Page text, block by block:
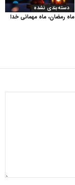
دسته‌بندی نشده
ماه رمضان، ماه مهمانی خدا